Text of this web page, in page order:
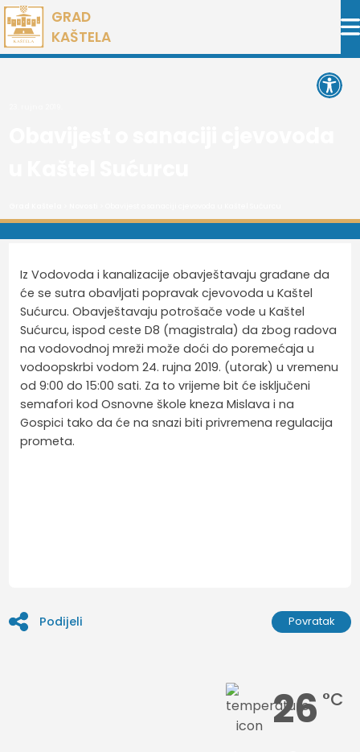
Preskoči
na
sadržaj
GRAD
KAŠTELA
Iz Vodovoda i kanalizacije obavještavaju građane da
će se sutra obavljati popravak cjevovoda u Kaštel
Sućurcu. Obavještavaju potrošače vode u Kaštel
Sućurcu, ispod ceste D8 (magistrala) da zbog radova
na vodovodnoj mreži može doći do poremećaja u
vodoopskrbi vodom 24. rujna 2019. (utorak) u vremenu
od 9:00 do 15:00 sati. Za to vrijeme bit će isključeni
semafori kod Osnovne škole kneza Mislava i na
Gospici tako da će na snazi biti privremena regulacija
prometa.
Podijeli Povratak
26 °C